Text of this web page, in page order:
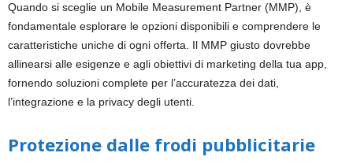
Quando si sceglie un Mobile Measurement Partner (MMP), è
fondamentale esplorare le opzioni disponibili e comprendere le
caratteristiche uniche di ogni offerta. Il MMP giusto dovrebbe
allinearsi alle esigenze e agli obiettivi di marketing della tua app,
fornendo soluzioni complete per l’accuratezza dei dati,
l’integrazione e la privacy degli utenti.
Protezione dalle frodi pubblicitarie